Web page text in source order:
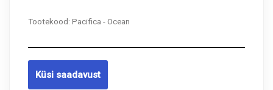
Tootekood: Pacifica - Ocean
Küsi saadavust